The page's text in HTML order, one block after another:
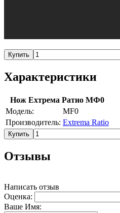
Купить
Характеристики
Нож Ехтрема Ратио МФ0
Модель:
MF0
Производитель: Extrema Ratio
Купить
Отзывы
Написать отзыв
Оценка:
Ваше Имя: